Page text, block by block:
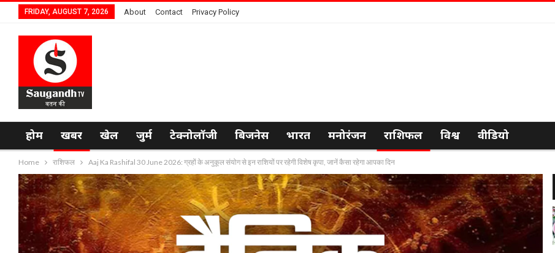
FRIDAY, AUGUST 7, 2026 About Contact Privacy Policy
होम खबर खेल जुर्म टेक्नोलॉजी बिजनेस भारत मनोरंजन राशिफल विश्व वीडियो
Home राशिफल Aaj Ka Rashifal 30 June 2026: ग्रहों के अनुकूल संयोग से इन राशियों पर रहेगी विशेष कृपा, जानें कैसा रहेगा आपका दिन